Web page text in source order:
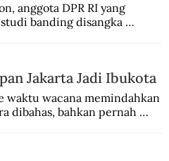
anggota DPR RI yang
banding disangka
Jakarta Jadi Ibukota
waktu wacana memindahkan
dibahas, bahkan pernah